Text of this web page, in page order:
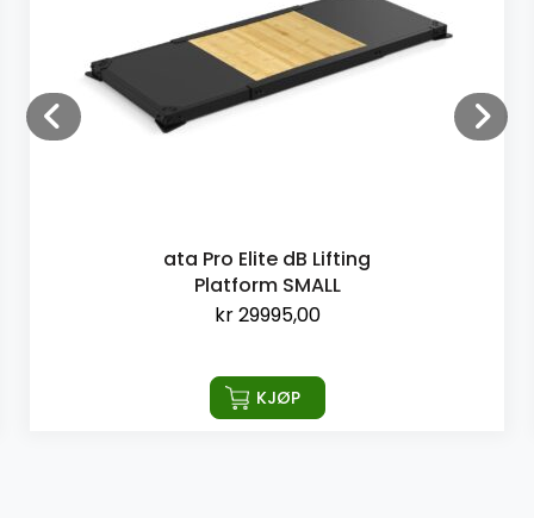
ata Pro Elite dB Lifting
Platform SMALL
kr29995,00
KJØP